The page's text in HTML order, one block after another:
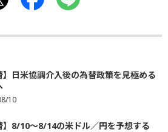
】日米協調介入後の為替政策を見極める
10
】8/10～8/14の米ドル／円を予想する